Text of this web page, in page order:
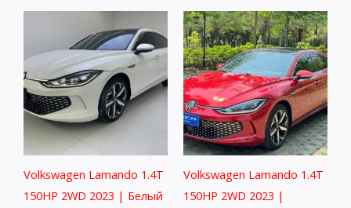
Volkswagen Lamando 1.4T
150HP 2WD 2023 | Белый
Volkswagen Lamando 1.4T
150HP 2WD 2023 |